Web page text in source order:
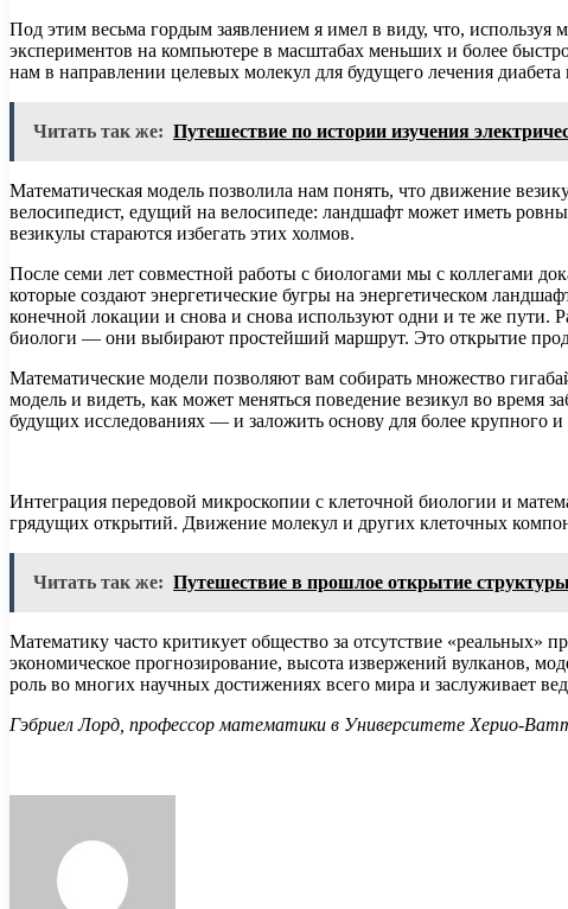
Под этим весьма гордым заявлением я имел в виду, что,
экспериментов на компьютере в масштабах меньших и более
нам в направлении целевых молекул для будущего лечения диабета
Читать так же: Путешествие по истории изучения
Математическая модель позволила нам понять, что движение
велосипедист, едущий на велосипеде: ландшафт может иметь
везикулы стараются избегать этих холмов.
После семи лет совместной работы с биологами мы с коллегами
которые создают энергетические бугры на энергетическом
конечной локации и снова и снова используют одни и те же пути.
биологи — они выбирают простейший маршрут. Это открытие
Математические модели позволяют вам собирать множество
модель и видеть, как может меняться поведение везикул во время
будущих исследованиях — и заложить основу для более крупного
Интеграция передовой микроскопии с клеточной биологии и
грядущих открытий. Движение молекул и других клеточных
Читать так же: Путешествие в прошлое открытие
Математику часто критикует общество за отсутствие
экономическое прогнозирование, высота извержений вулканов,
роль во многих научных достижениях всего мира и заслуживает
Гэбриел Лорд, профессор математики в Университете Херио-